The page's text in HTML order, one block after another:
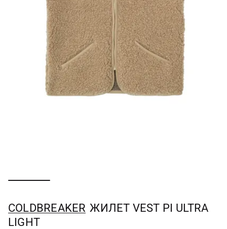
COLDBREAKER ЖИЛЕТ VEST PI ULTRA
LIGHT